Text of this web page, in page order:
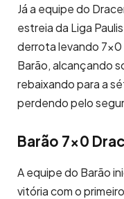
Já a equipe do
estreia da Liga
derrota levando
Barão, alcançando
rebaixando para a
perdendo pelo
Barão 7×0
A equipe do Barão
vitória com o